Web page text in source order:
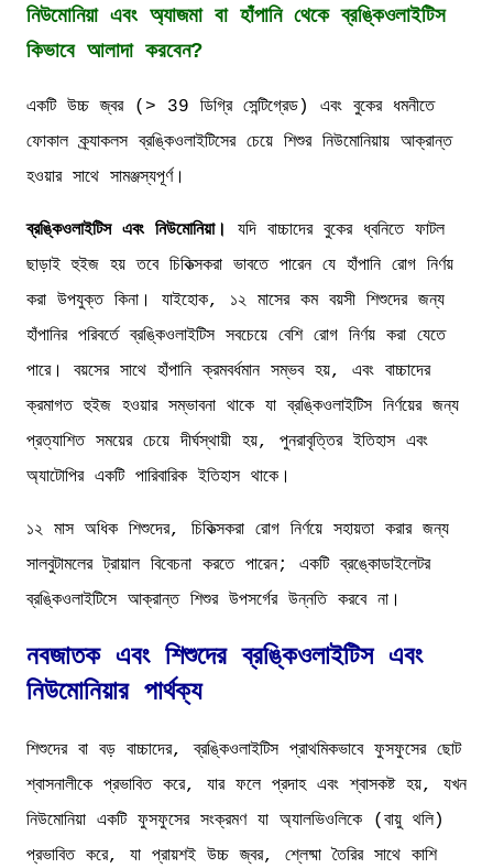
নিউমোনিয়া এবং অ্যাজমা বা হাঁপানি থেকে ব্রঙ্কিওলাইটিস
কিভাবে আলাদা করবেন?
একটি উচ্চ জ্বর (> 39 ডিগ্রি সেন্টিগ্রেড) এবং বুকের ধমনীতে
ফোকাল ক্র্যাকলস ব্রঙ্কিওলাইটিসের চেয়ে শিশুর নিউমোনিয়ায় আক্রান্ত
হওয়ার সাথে সামঞ্জস্যপূর্ণ।
ব্রঙ্কিওলাইটিস এবং নিউমোনিয়া।
যদি বাচ্চাদের বুকের ধ্বনিতে ফাটল
ছাড়াই হুইজ হয় তবে চিকিত্সকরা ভাবতে পারেন যে হাঁপানি রোগ নির্ণয়
করা উপযুক্ত কিনা। যাইহোক, ১২ মাসের কম বয়সী শিশুদের জন্য
হাঁপানির পরিবর্তে ব্রঙ্কিওলাইটিস সবচেয়ে বেশি রোগ নির্ণয় করা যেতে
পারে। বয়সের সাথে হাঁপানি ক্রমবর্ধমান সম্ভব হয়, এবং বাচ্চাদের
ক্রমাগত হুইজ হওয়ার সম্ভাবনা থাকে যা ব্রঙ্কিওলাইটিস নির্ণয়ের জন্য
প্রত্যাশিত সময়ের চেয়ে দীর্ঘস্থায়ী হয়, পুনরাবৃত্তির ইতিহাস এবং
অ্যাটোপির একটি পারিবারিক ইতিহাস থাকে।
১২ মাস অধিক শিশুদের, চিকিত্সকরা রোগ নির্ণয়ে সহায়তা করার জন্য
সালবুটামলের ট্রায়াল বিবেচনা করতে পারেন; একটি ব্রঙ্কোডাইলেটর
ব্রঙ্কিওলাইটিসে আক্রান্ত শিশুর উপসর্গের উন্নতি করবে না।
নবজাতক এবং শিশুদের ব্রঙ্কিওলাইটিস এবং
নিউমোনিয়ার পার্থক্য
শিশুদের বা বড় বাচ্চাদের, ব্রঙ্কিওলাইটিস প্রাথমিকভাবে ফুসফুসের ছোট
শ্বাসনালীকে প্রভাবিত করে, যার ফলে প্রদাহ এবং শ্বাসকষ্ট হয়, যখন
নিউমোনিয়া একটি ফুসফুসের সংক্রমণ যা অ্যালভিওলিকে (বায়ু থলি)
প্রভাবিত করে, যা প্রায়শই উচ্চ জ্বর, শ্লেষ্মা তৈরির সাথে কাশি